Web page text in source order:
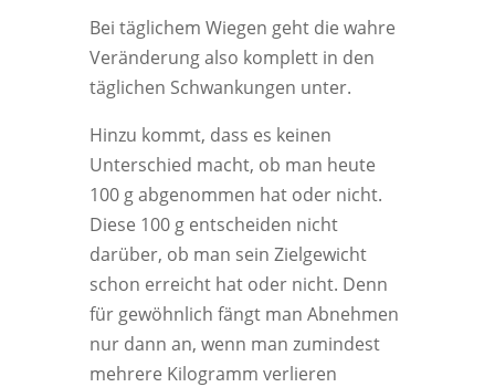
Bei täglichem Wiegen geht die wahre
Veränderung also komplett in den
täglichen Schwankungen unter.
Hinzu kommt, dass es keinen
Unterschied macht, ob man heute
100 g abgenommen hat oder nicht.
Diese 100 g entscheiden nicht
darüber, ob man sein Zielgewicht
schon erreicht hat oder nicht. Denn
für gewöhnlich fängt man Abnehmen
nur dann an, wenn man zumindest
mehrere Kilogramm verlieren